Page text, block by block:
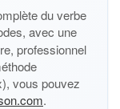
du verbe
avec une
professionnel
vous pouvez
.